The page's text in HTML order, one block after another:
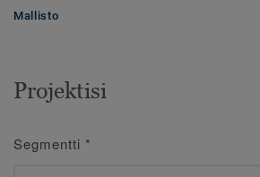
Mallisto
Projektisi
Segmentti *